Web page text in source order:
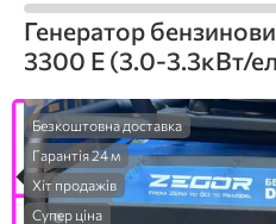
Генератор
3300 E (3.0-3.3кВт/
Безкоштовна доставка
Гарантія 24 м
Хіт продажів
Супер ціна